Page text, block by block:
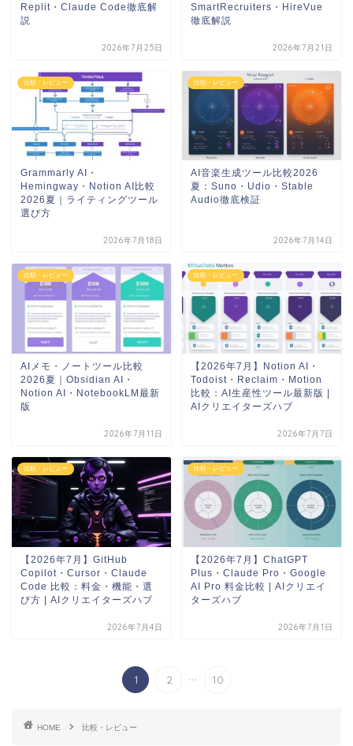
Replit・Claude Code徹底解
説
2026年7月25日
SmartRecruiters・HireVue
徹底解説
2026年7月21日
比較・レビュー
Grammarly AI・
Hemingway・Notion AI比較
2026夏｜ライティングツール
選び方
2026年7月18日
比較・レビュー
AI音楽生成ツール比較2026
夏：Suno・Udio・Stable
Audio徹底検証
2026年7月14日
比較・レビュー
AIメモ・ノートツール比較
2026夏｜Obsidian AI・
Notion AI・NotebookLM最新
版
2026年7月11日
比較・レビュー
【2026年7月】Notion AI・
Todoist・Reclaim・Motion
比較：AI生産性ツール最新版 |
AIクリエイターズハブ
2026年7月7日
比較・レビュー
【2026年7月】GitHub
Copilot・Cursor・Claude
Code 比較：料金・機能・選
び方 | AIクリエイターズハブ
2026年7月4日
比較・レビュー
【2026年7月】ChatGPT
Plus・Claude Pro・Google
AI Pro 料金比較 | AIクリエイ
ターズハブ
2026年7月1日
1 2 ... 10
HOME 比較・レビュー